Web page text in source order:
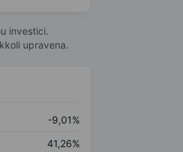
investici.
upravena.
-9,01%
41,26%